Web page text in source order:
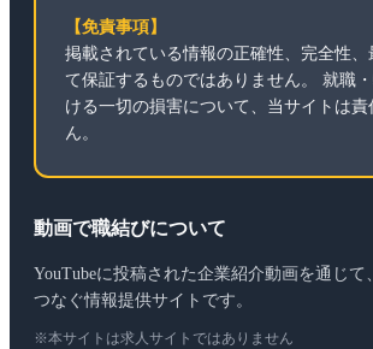
【免責事項】
掲載されている情報の正確性、完全性
て保証するものではありません。 就職
ける一切の損害について、当サイトは
ん。
動画で職結びについて
YouTubeに投稿された企業紹介動画を通じて
つなぐ情報提供サイトです。
※本サイトは求人サイトではありません